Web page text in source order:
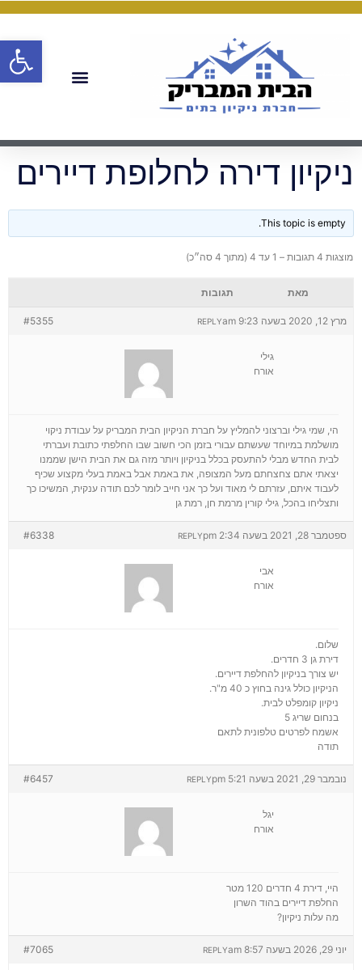
ניקיון דירה לחלופת דיירים
This topic is empty.
מוצגות 4 תגובות – 1 עד 4 (מתוך 4 סה״כ)
מאת תגובות
מרץ 12, 2020 בשעה 9:23 am #5355 REPLY
גילי
אורח
הי, שמי גילי וברצוני להמליץ על חברת הניקיון הבית המבריק על עבודת ניקוי
מושלמת במיוחד שעשתם עבורי בזמן הכי חשוב שבו החלפתי כתובת ועברתי
לבית החדש מבלי להתעסק בכלל בניקיון ויותר מזה גם את הבית הישן שממנו
יצאתי אתם צחצחתם מעל המצופה, את באמת אבל באמת בעלי מקצוע שכיף
לעבוד איתם, עזרתם לי מאוד ועל כך אני חייב לומר לכם תודה ענקית, המשיכו כך
ותצליחו בהכל, גילי קורין מרמת חן, רמת גן
ספטמבר 28, 2021 בשעה 2:34 pm #6338 REPLY
אבי
אורח
שלום.
דירת גן 3 חדרים.
יש צורך בניקיון להחלפת דיירים.
הניקיון כולל גינה בחוץ כ 40 מ"ר.
ניקיון קומפלט לבית.
בנחום שריג 5
אשמח לפרטים טלפונית לתאם
תודה
נובמבר 29, 2021 בשעה 5:21 pm #6457 REPLY
יגל
אורח
היי, דירת 4 חדרים 120 מטר
החלפת דיירים בהוד השרון
מה עלות ניקיון?
יוני 29, 2026 בשעה 8:57 am #7065 REPLY